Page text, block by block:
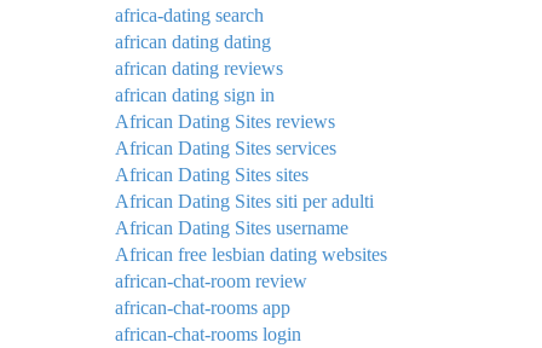
africa-dating search
african dating dating
african dating reviews
african dating sign in
African Dating Sites reviews
African Dating Sites services
African Dating Sites sites
African Dating Sites siti per adulti
African Dating Sites username
African free lesbian dating websites
african-chat-room review
african-chat-rooms app
african-chat-rooms login